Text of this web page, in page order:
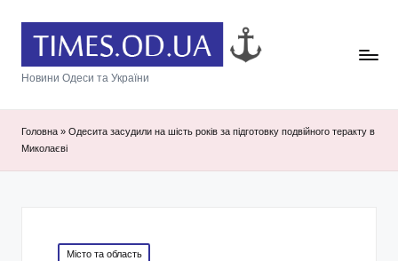
Новини Одеси та України
Головна » Одесита засудили на шість років за підготовку подвійного теракту в
Миколаєві
Posted
Місто та область